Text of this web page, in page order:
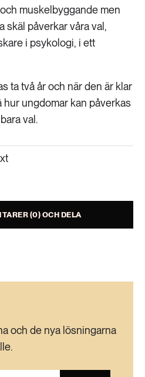
muskelbyggande men
skäl påverkar våra val,
i psykologi, i ett
ta två år och när den är klar
hur ungdomar kan påverkas
val.
(0) OCH DELA
och de nya lösningarna